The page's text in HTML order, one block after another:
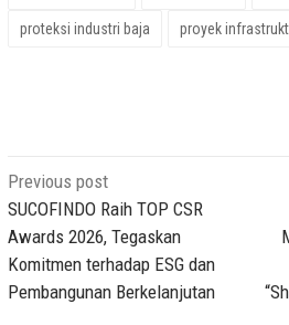
proteksi industri baja proyek
Post
navigation
Previous post
SUCOFINDO Raih TOP CSR
Awards 2026, Tegaskan
Komitmen terhadap ESG dan
Pembangunan Berkelanjutan